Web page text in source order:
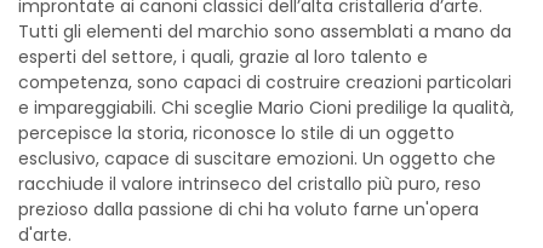
improntate ai canoni classici dell’alta cristalleria d’arte.
Tutti gli elementi del marchio sono assemblati a mano da
esperti del settore, i quali, grazie al loro talento e
competenza, sono capaci di costruire creazioni particolari
e impareggiabili. Chi sceglie Mario Cioni predilige la qualità,
percepisce la storia, riconosce lo stile di un oggetto
esclusivo, capace di suscitare emozioni. Un oggetto che
racchiude il valore intrinseco del cristallo più puro, reso
prezioso dalla passione di chi ha voluto farne un'opera
d'arte.